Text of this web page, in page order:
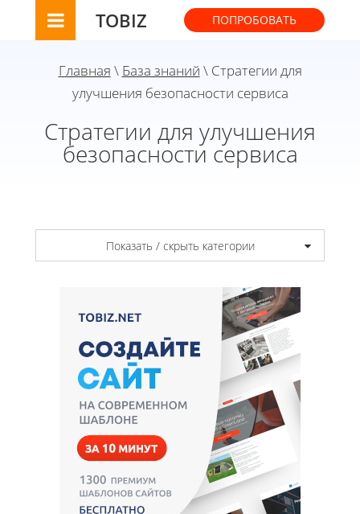
TOBIZ ПОПРОБОВАТЬ
Главная \ База знаний \ Стратегии для
улучшения безопасности сервиса
Стратегии для улучшения
безопасности сервиса
Показать / скрыть категории